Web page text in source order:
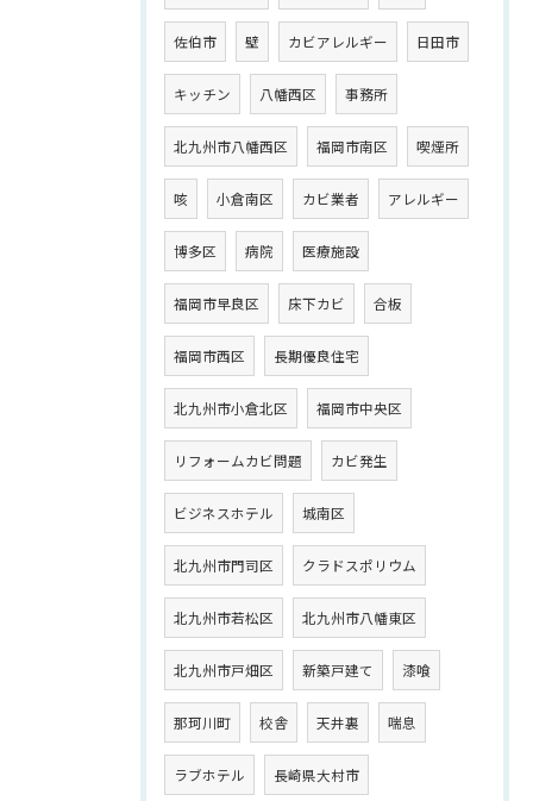
佐伯市 壁 カビアレルギー 日田市
キッチン 八幡西区 事務所
北九州市八幡西区 福岡市南区 喫煙所
咳 小倉南区 カビ業者 アレルギー
博多区 病院 医療施設
福岡市早良区 床下カビ 合板
福岡市西区 長期優良住宅
北九州市小倉北区 福岡市中央区
リフォームカビ問題 カビ発生
ビジネスホテル 城南区
北九州市門司区 クラドスポリウム
北九州市若松区 北九州市八幡東区
北九州市戸畑区 新築戸建て 漆喰
那珂川町 校舎 天井裏 喘息
ラブホテル 長崎県大村市